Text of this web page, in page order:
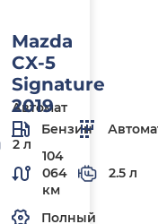
Автомат
2 л
Mazda
CX-5
Signature
2019
Бензин
104
064
км
2.5 л
Полный